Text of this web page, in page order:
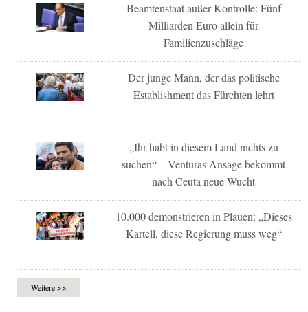
Beamtenstaat außer Kontrolle: Fünf
Milliarden Euro allein für
Familienzuschläge
Der junge Mann, der das politische
Establishment das Fürchten lehrt
„Ihr habt in diesem Land nichts zu
suchen“ – Venturas Ansage bekommt
nach Ceuta neue Wucht
10.000 demonstrieren in Plauen: „Dieses
Kartell, diese Regierung muss weg“
Weitere >>